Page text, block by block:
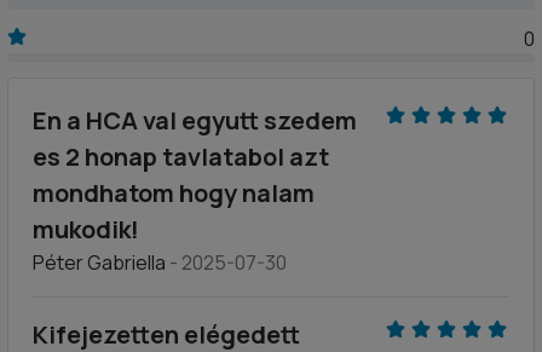
0
En a HCA val egyutt szedem
es 2 honap tavlatabol azt
mondhatom hogy nalam
mukodik!
Péter Gabriella - 2025-07-30
Kifejezetten elégedett